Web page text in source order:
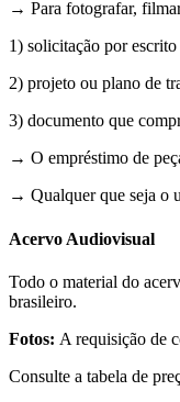
→ Para fotografar, filmar
1) solicitação por
2) projeto ou plano de
3) documento que
→ O empréstimo de
→ Qualquer que seja o
Acervo Audiovisual
Todo o material do
brasileiro.
Fotos: A requisição de
Consulte a tabela de